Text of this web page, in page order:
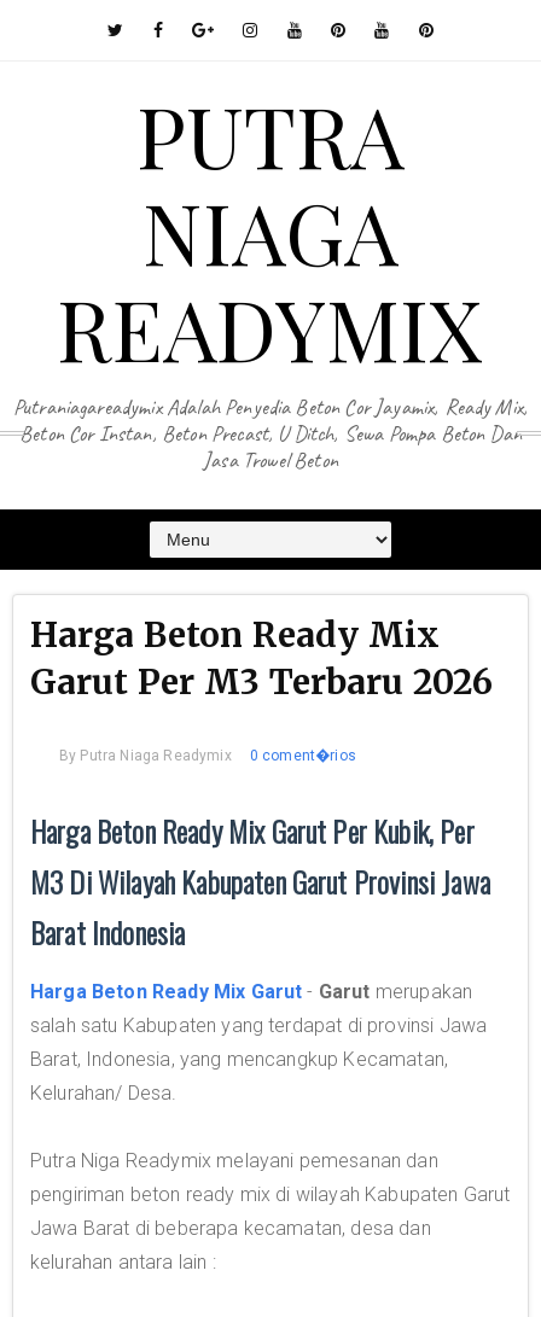
PUTRA
NIAGA
READYMIX
Putraniagareadymix Adalah Penyedia Beton Cor Jayamix, Ready Mix,
Beton Cor Instan, Beton Precast, U Ditch, Sewa Pompa Beton Dan
Jasa Trowel Beton
Harga Beton Ready Mix
Garut Per M3 Terbaru 2026
By Putra Niaga Readymix 0 coment�rios
Harga Beton Ready Mix Garut Per Kubik, Per
M3 Di Wilayah Kabupaten Garut Provinsi Jawa
Barat Indonesia
Harga Beton Ready Mix Garut - Garut merupakan
salah satu Kabupaten yang terdapat di provinsi Jawa
Barat, Indonesia, yang mencangkup Kecamatan,
Kelurahan/ Desa.
Putra Niga Readymix melayani pemesanan dan
pengiriman beton ready mix di wilayah Kabupaten Garut
Jawa Barat di beberapa kecamatan, desa dan
kelurahan antara lain :